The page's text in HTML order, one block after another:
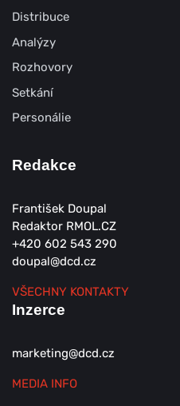
Distribuce
Analýzy
Rozhovory
Setkání
Personálie
Redakce
František Doupal
Redaktor RMOL.CZ
+420 602 543 290
doupal@dcd.cz
VŠECHNY KONTAKTY
Inzerce
marketing@dcd.cz
MEDIA INFO